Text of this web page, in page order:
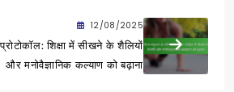
12/08/2025
शिक्षा में सीखने के शैलियों
और मनोवैज्ञानिक कल्याण को बढ़ाना